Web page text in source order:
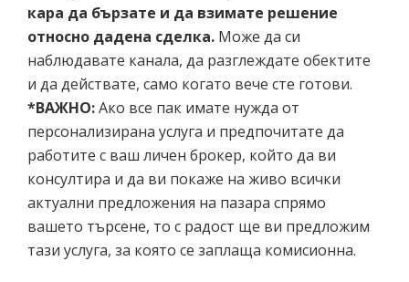
кара да бързате и да взимате решение
относно дадена сделка. Може да си
наблюдавате канала, да разглеждате обектите
и да действате, само когато вече сте готови.
*ВАЖНО:Ако все пак имате нужда от
персонализирана услуга и предпочитате да
работите с ваш личен брокер, който да ви
консултира и да ви покаже на живо всички
актуални предложения на пазара спрямо
вашето търсене, то с радост ще ви предложим
тази услуга, за която се заплаща комисионна.